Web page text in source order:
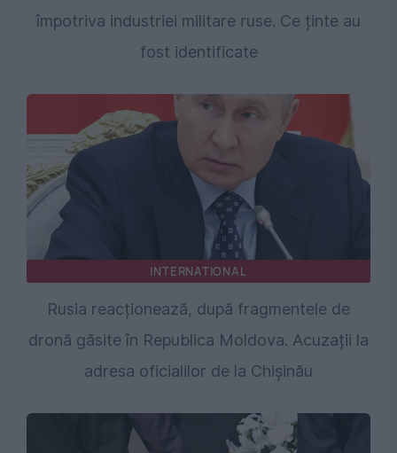
împotriva industriei militare ruse. Ce ținte au
fost identificate
INTERNATIONAL
Rusia reacționează, după fragmentele de
dronă găsite în Republica Moldova. Acuzații la
adresa oficialilor de la Chișinău